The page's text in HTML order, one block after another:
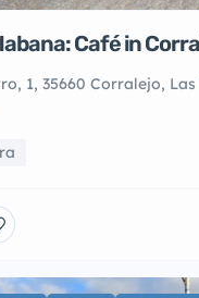
Café in
1, 35660 Corralejo,